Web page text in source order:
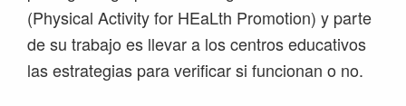
(Physical Activity for HEaLth Promotion) y parte
de su trabajo es llevar a los centros educativos
las estrategias para verificar si funcionan o no.